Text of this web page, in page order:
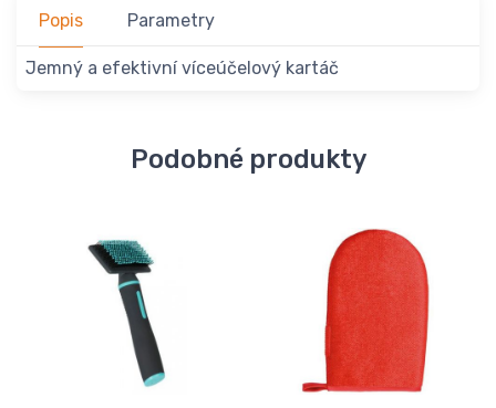
Popis Parametry
Jemný a efektivní víceúčelový kartáč
Podobné produkty